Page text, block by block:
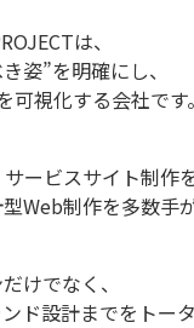
は、
姿”を明確にし、
視化する会社です。
ービスサイト制作
Web制作を多数手
けでなく、
ド設計までをトー